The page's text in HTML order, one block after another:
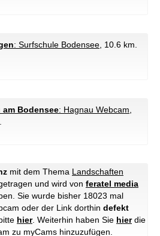
: Surfschule Bodensee , 10.6 km.
am Bodensee: Hagnau Webcam
mit dem Thema Landschaften
und wird von feratel media
Sie wurde bisher 18023 mal
oder der Link dorthin defekt
hier. Weiterhin haben Sie hierdie
zu myCams hinzuzufügen.